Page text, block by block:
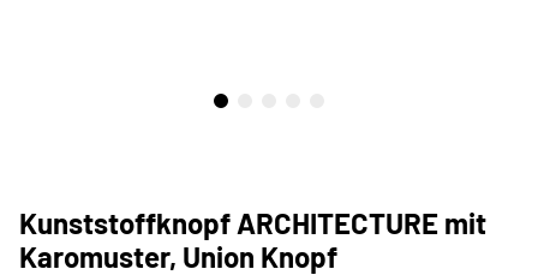
Kunststoffknopf ARCHITECTURE mit
Karomuster, Union Knopf